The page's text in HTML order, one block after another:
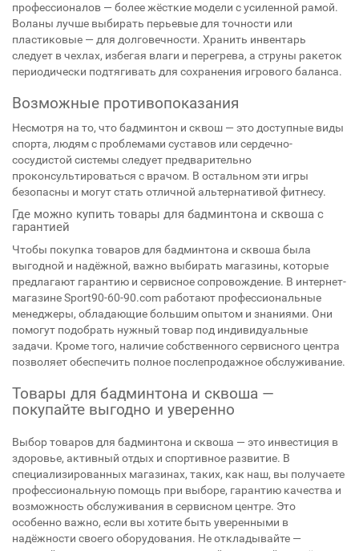
профессионалов — более жёсткие модели с усиленной рамой.
Воланы лучше выбирать перьевые для точности или
пластиковые — для долговечности. Хранить инвентарь
следует в чехлах, избегая влаги и перегрева, а струны ракеток
периодически подтягивать для сохранения игрового баланса.
Возможные противопоказания
Несмотря на то, что бадминтон и сквош — это доступные виды
спорта, людям с проблемами суставов или сердечно-
сосудистой системы следует предварительно
проконсультироваться с врачом. В остальном эти игры
безопасны и могут стать отличной альтернативой фитнесу.
Где можно купить товары для бадминтона и сквоша с
гарантией
Чтобы покупка товаров для бадминтона и сквоша была
выгодной и надёжной, важно выбирать магазины, которые
предлагают гарантию и сервисное сопровождение. В интернет-
магазине Sport90-60-90.com работают профессиональные
менеджеры, обладающие большим опытом и знаниями. Они
помогут подобрать нужный товар под индивидуальные
задачи. Кроме того, наличие собственного сервисного центра
позволяет обеспечить полное послепродажное обслуживание.
Товары для бадминтона и сквоша —
покупайте выгодно и уверенно
Выбор товаров для бадминтона и сквоша — это инвестиция в
здоровье, активный отдых и спортивное развитие. В
специализированных магазинах, таких, как наш, вы получаете
профессиональную помощь при выборе, гарантию качества и
возможность обслуживания в сервисном центре. Это
особенно важно, если вы хотите быть уверенными в
надёжности своего оборудования. Не откладывайте —